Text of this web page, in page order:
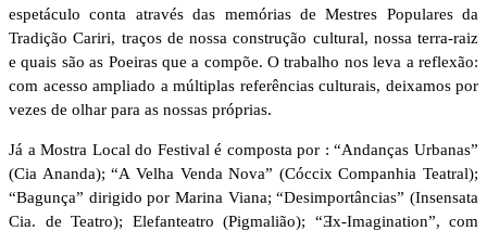
espetáculo conta através das memórias de Mestres Populares da
Tradição Cariri, traços de nossa construção cultural, nossa terra-raiz
e quais são as Poeiras que a compõe. O trabalho nos leva a reflexão:
com acesso ampliado a múltiplas referências culturais, deixamos por
vezes de olhar para as nossas próprias.
Já a Mostra Local do Festival é composta por : “Andanças Urbanas”
(Cia Ananda); “A Velha Venda Nova” (Cóccix Companhia Teatral);
“Bagunça” dirigido por Marina Viana; “Desimportâncias” (Insensata
Cia. de Teatro); Elefanteatro (Pigmalião); “Ǝx-Imagination”, com